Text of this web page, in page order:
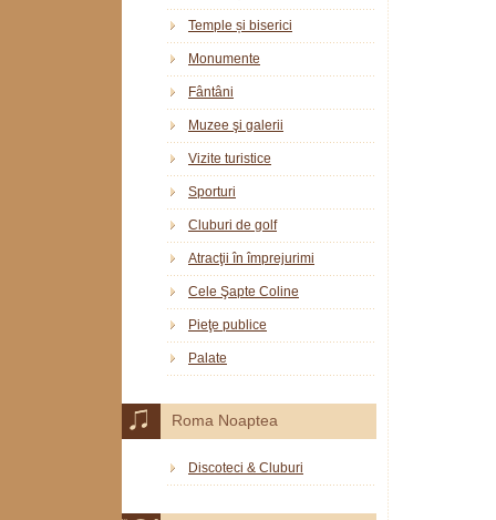
Temple și biserici
Monumente
Fântâni
Muzee şi galerii
Vizite turistice
Sporturi
Cluburi de golf
Atracţii în împrejurimi
Cele Şapte Coline
Pieţe publice
Palate
Roma Noaptea
Discoteci & Cluburi